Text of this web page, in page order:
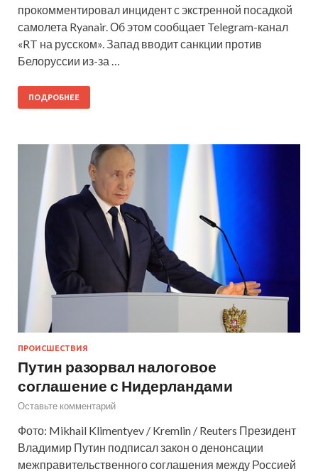
прокомментировал инцидент с экстренной посадкой
самолета Ryanair. Об этом сообщает Telegram-канал
«RT на русском». Запад вводит санкции против
Белоруссии из-за …
ПОДРОБНЕЕ
ПРОИСШЕСТВИЯ
Путин разорвал налоговое
соглашение с Нидерландами
Оставьте комментарий
Фото: Mikhail Klimentyev / Kremlin / Reuters Президент
Владимир Путин подписал закон о денонсации
межправительственного соглашения между Россией